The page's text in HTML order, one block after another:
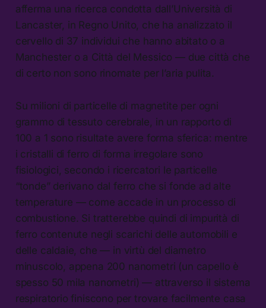
afferma una ricerca condotta dall’Università di
Lancaster, in Regno Unito, che ha analizzato il
cervello di 37 individui che hanno abitato o a
Manchester o a Città del Messico — due città che
di certo non sono rinomate per l’aria pulita.
Su milioni di particelle di magnetite per ogni
grammo di tessuto cerebrale, in un rapporto di
100 a 1 sono risultate avere forma sferica: mentre
i cristalli di ferro di forma irregolare sono
fisiologici, secondo i ricercatori le particelle
“tonde” derivano dal ferro che si fonde ad alte
temperature — come accade in un processo di
combustione. Si tratterebbe quindi di impurità di
ferro contenute negli scarichi delle automobili e
delle caldaie, che — in virtù del diametro
minuscolo, appena 200 nanometri (un capello è
spesso 50 mila nanometri) — attraverso il sistema
respiratorio finiscono per trovare facilmente casa